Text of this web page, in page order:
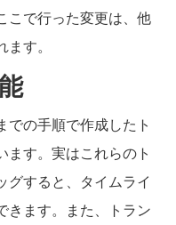
こで行った変更は、他
す。
の手順で作成したト
ます。実はこれらのト
グすると、タイムライ
きます。また、トラン